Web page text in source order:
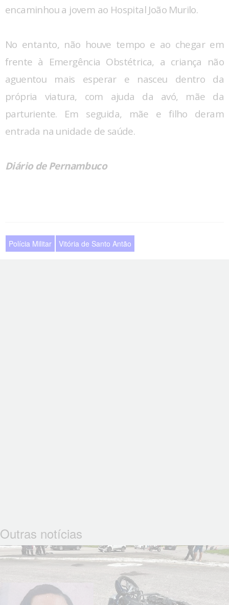
encaminhou a jovem ao Hospital João Murilo.
No entanto, não houve tempo e ao chegar em
frente à Emergência Obstétrica, a criança não
aguentou mais esperar e nasceu dentro da
própria viatura, com ajuda da avó, mãe da
parturiente. Em seguida, mãe e filho deram
entrada na unidade de saúde.
Diário de Pernambuco
Polícia Militar Vitória de Santo Antão
Outras notícias